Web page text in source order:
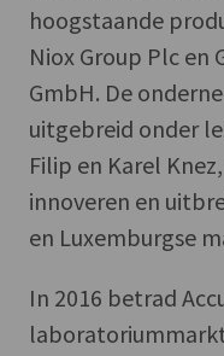
hoogstaande
Niox Group Plc en
GmbH. De
uitgebreid onder
Filip en Karel
innoveren en
en Luxemburgse
In 2016 betrad